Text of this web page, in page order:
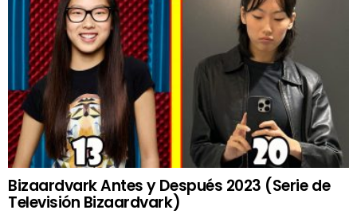
Bizaardvark Antes y Después 2023 (Serie de
Televisión Bizaardvark)